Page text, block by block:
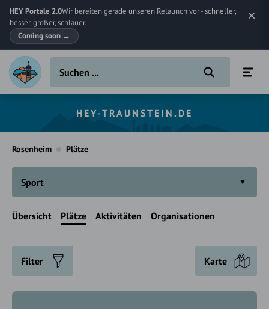
HEY Portale 2.0Wir bereiten gerade unseren Relaunch vor - schneller,
besser, größer, schlauer.
Coming soon →
HEY-TRAUNSTEIN.DE
Rosenheim Plätze
Sport
Übersicht Plätze Aktivitäten Organisationen
Filter Karte